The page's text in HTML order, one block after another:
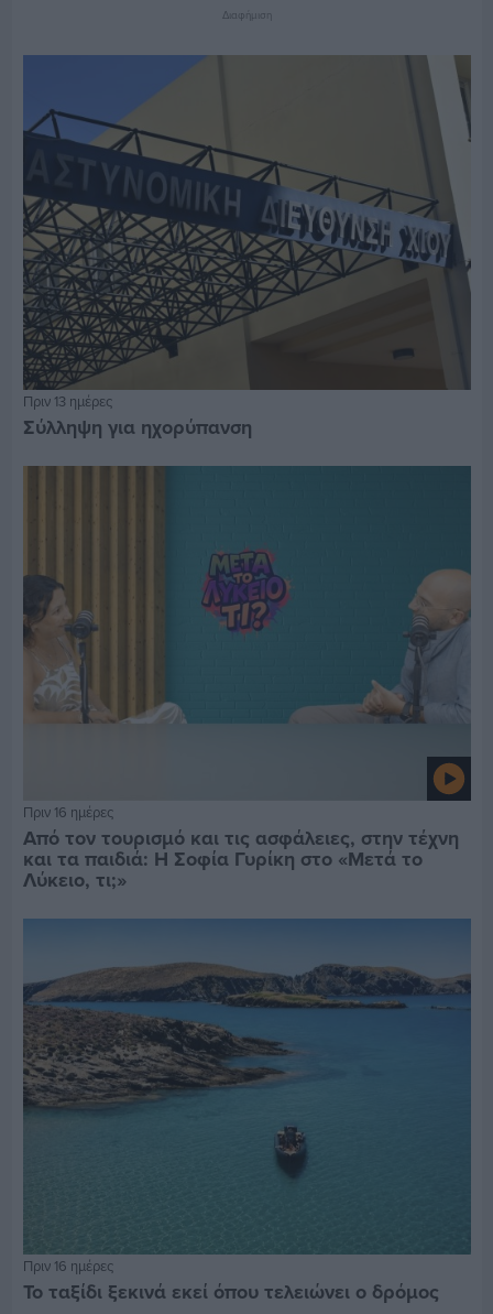
Διαφήμιση
Πριν 13 ημέρες
Σύλληψη για ηχορύπανση
Πριν 16 ημέρες
Από τον τουρισμό και τις ασφάλειες, στην τέχνη
και τα παιδιά: Η Σοφία Γυρίκη στο «Μετά το
Λύκειο, τι;»
Πριν 16 ημέρες
Το ταξίδι ξεκινά εκεί όπου τελειώνει ο δρόμος